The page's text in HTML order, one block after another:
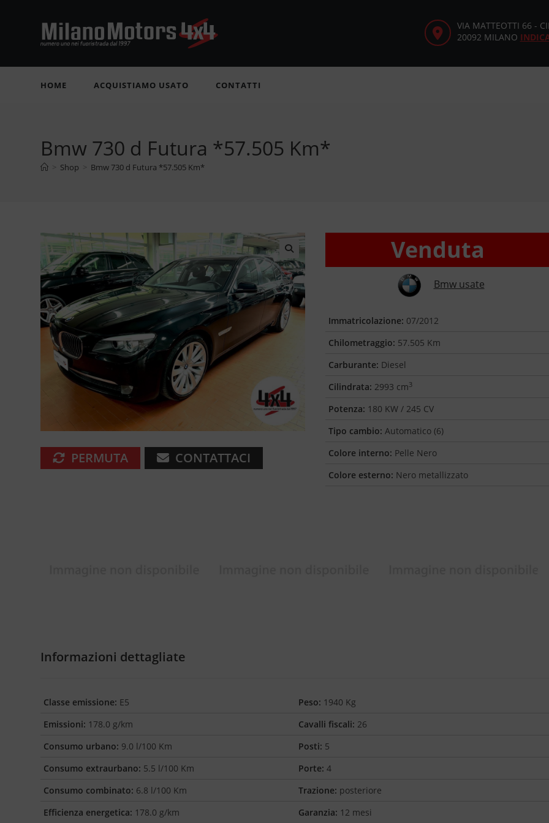
VIA MATTEOTTI 66 -
20092 MILANO
HOME ACQUISTIAMO USATO CONTATTI
Bmw 730 d Futura *57.505 Km*
> Shop > Bmw 730 d Futura *57.505 Km*
🔍
PERMUTA CONTATTACI
Venduta
Bmw usate
Immatricolazione: 07/2012
Chilometraggio: 57.505 Km
Carburante: Diesel
Cilindrata: 2993 cm3
Potenza: 180 KW / 245 CV
Tipo cambio: Automatico (6)
Colore interno: Pelle Nero
Colore esterno: Nero metallizzato
Informazioni dettagliate
Classe emissione: E5
Emissioni: 178.0 g/km
Consumo urbano: 9.0 l/100 Km
Consumo extraurbano: 5.5 l/100 Km
Consumo combinato: 6.8 l/100 Km
Efficienza energetica: 178.0 g/km
Peso: 1940 Kg
Cavalli fiscali: 26
Posti: 5
Porte: 4
Trazione: posteriore
Garanzia: 12 mesi